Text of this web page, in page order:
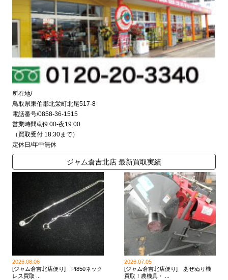
所在地/
鳥取県東伯郡北栄町北尾517-8
電話番号/0858-36-1515
営業時間/朝9:00-夜19:00
（買取受付 18:30まで）
定休日/年中無休
ジャム倉吉北店 最新買取実績
2026.08.06
[ジャム倉吉北店便り] Pt850ネック
レス買取 ...
2026.07.05
[ジャム倉吉北店便り] あぜぬり機
買取！農機具・ ...